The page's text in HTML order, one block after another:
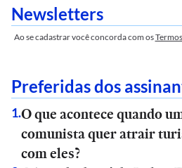
Newsletters
Ao se cadastrar você concorda com os
Preferidas dos
1.O que acontece quando
comunista quer atrair
com eles?